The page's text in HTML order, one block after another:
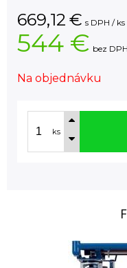
669,12 € s DPH / ks
544 € bez
Na objednávku
ks